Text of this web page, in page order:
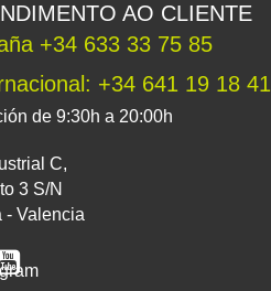
AO CLIENTE
+34 633 33 75 85
+34 641 19 18 41
de 9:30h a 20:00h
C,
3 S/N
- Valencia